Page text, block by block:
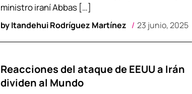
byItandehui Rodríguez Martínez 23 junio, 2025
ministro iraní Abbas […]
Reacciones del ataque de EEUU a Irán
dividen al Mundo